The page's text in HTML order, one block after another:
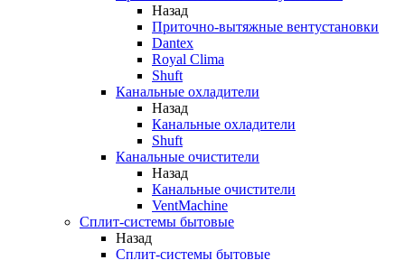
Назад
Приточно-вытяжные вентустановки
Dantex
Royal Clima
Shuft
Канальные охладители
Назад
Канальные охладители
Shuft
Канальные очистители
Назад
Канальные очистители
VentMachine
Сплит-системы бытовые
Назад
Сплит-системы бытовые